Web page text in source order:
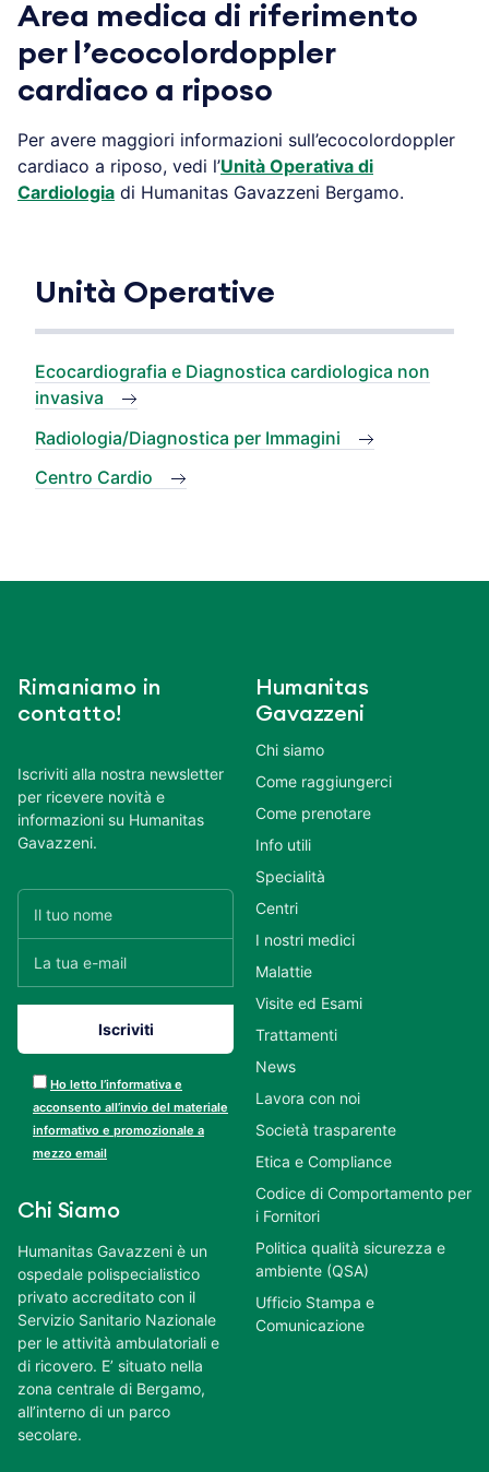
Area medica di riferimento
per l’ecocolordoppler
cardiaco a riposo
Per avere maggiori informazioni sull’ecocolordoppler
cardiaco a riposo, vedi l’Unità Operativa di
Cardiologia di Humanitas Gavazzeni Bergamo.
Unità Operative
Ecocardiografia e Diagnostica cardiologica non
invasiva
Radiologia/Diagnostica per Immagini
Centro Cardio
Rimaniamo in
contatto!
Iscriviti alla nostra newsletter
per ricevere novità e
informazioni su Humanitas
Gavazzeni.
Ho letto l’informativa e
acconsento all’invio del materiale
informativo e promozionale a
mezzo email
Chi Siamo
Humanitas Gavazzeni è un
ospedale polispecialistico
privato accreditato con il
Servizio Sanitario Nazionale
per le attività ambulatoriali e
di ricovero. E’ situato nella
zona centrale di Bergamo,
all’interno di un parco
secolare.
Humanitas
Gavazzeni
Chi siamo
Come raggiungerci
Come prenotare
Info utili
Specialità
Centri
I nostri medici
Malattie
Visite ed Esami
Trattamenti
News
Lavora con noi
Società trasparente
Etica e Compliance
Codice di Comportamento per
i Fornitori
Politica qualità sicurezza e
ambiente (QSA)
Ufficio Stampa e
Comunicazione